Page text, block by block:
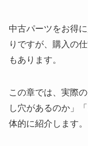
中古パーツをお得
りですが、購入の
もあります。
この章では、実際
し穴があるのか」
体的に紹介します。